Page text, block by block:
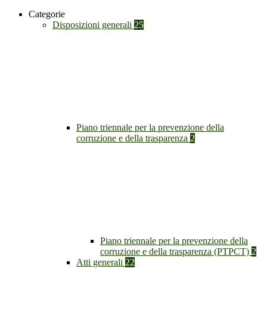
Categorie
Disposizioni generali 25
Piano triennale per la prevenzione della
corruzione e della trasparenza 2
Piano triennale per la prevenzione della
corruzione e della trasparenza (PTPCT) 2
Atti generali 22